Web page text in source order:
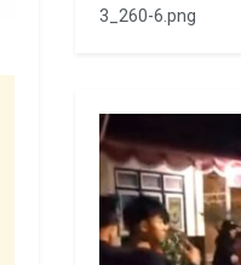
3_260-6.png